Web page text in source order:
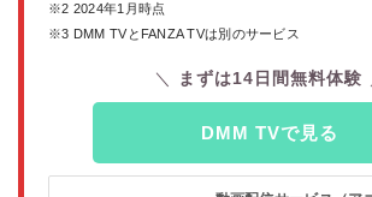
※2 2024年1月時点
※3 DMM TVとFANZA TVは別のサービス
まずは14日間無料体験
DMM TVで見る